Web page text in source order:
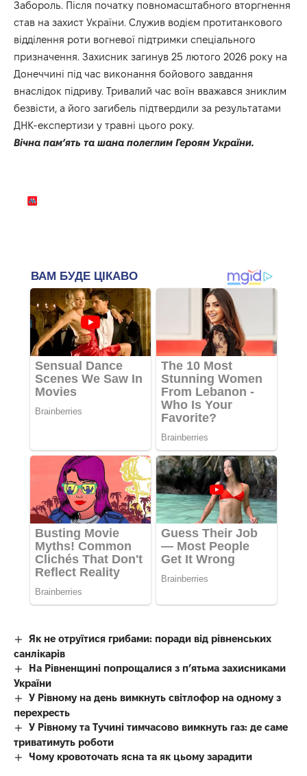
Забороль. Після початку повномасштабного вторгнення
став на захист України. Служив водієм протитанкового
відділення роти вогневої підтримки спеціального
призначення. Захисник загинув 25 лютого 2026 року на
Донеччині під час виконання бойового завдання
внаслідок підриву. Тривалий час воїн вважався зниклим
безвісти, а його загибель підтвердили за результатами
ДНК-експертизи у травні цього року.
Вічна пам’ять та шана полеглим Героям України.
Як не отруїтися грибами: поради від рівненських
санлікарів
На Рівненщині попрощалися з п’ятьма захисниками
України
У Рівному на день вимкнуть світлофор на одному з
перехресть
У Рівному та Тучині тимчасово вимкнуть газ: де саме
триватимуть роботи
Чому кровоточать ясна та як цьому зарадити